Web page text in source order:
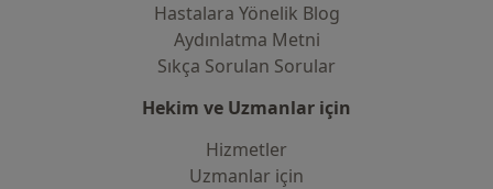
Hastalara Yönelik Blog
Aydınlatma Metni
Sıkça Sorulan Sorular
Hekim ve Uzmanlar için
Hizmetler
Uzmanlar için